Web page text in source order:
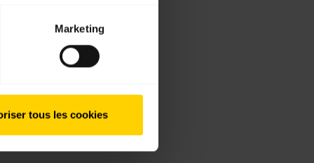
Marketing
tous les cookies